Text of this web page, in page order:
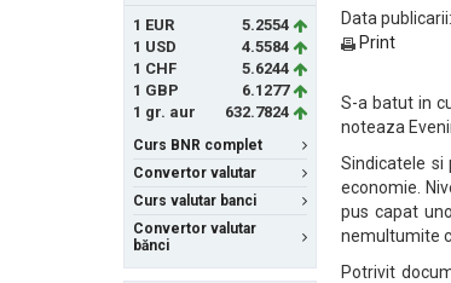
1 EUR
5.2554
1 USD
4.5584
1 CHF
5.6244
1 GBP
6.1277
1 gr. aur
632.7824
Curs BNR complet
Convertor valutar
Curs valutar banci
Convertor valutar
bănci
Data
Print
S-a batut in
noteaza
Sindicatele si
economie.
pus capat
nemultumite
Potrivit